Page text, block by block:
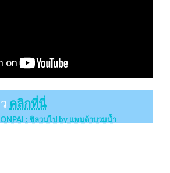
คลิกที่นี่
: ชิลวนไป by แพนด้าบวมน้ำ